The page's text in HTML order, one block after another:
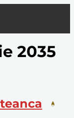
2035